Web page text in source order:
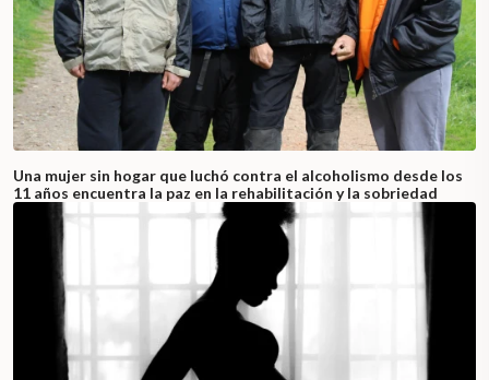
Una mujer sin hogar que luchó contra el alcoholismo desde los
11 años encuentra la paz en la rehabilitación y la sobriedad